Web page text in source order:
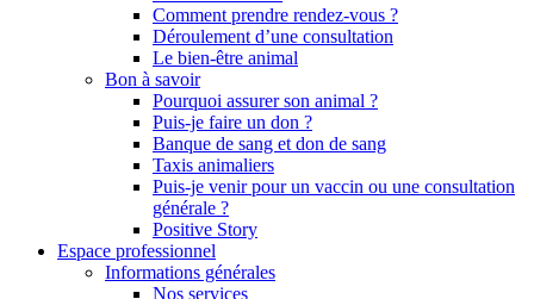
Comment prendre rendez-vous ?
Déroulement d’une consultation
Le bien-être animal
Bon à savoir
Pourquoi assurer son animal ?
Puis-je faire un don ?
Banque de sang et don de sang
Taxis animaliers
Puis-je venir pour un vaccin ou une consultation
générale ?
Positive Story
Espace professionnel
Informations générales
Nos services